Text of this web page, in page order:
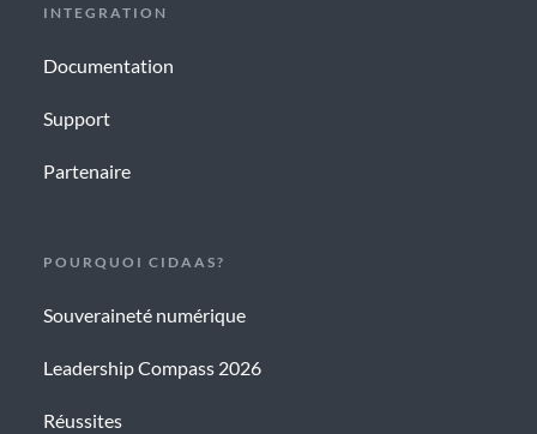
INTEGRATION
Documentation
Support
Partenaire
POURQUOI CIDAAS?
Souveraineté numérique
Leadership Compass 2026
Réussites